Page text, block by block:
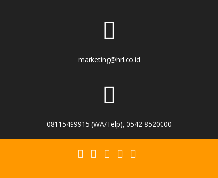
marketing@hrl.co.id
08115499915 (WA/Telp), 0542-8520000